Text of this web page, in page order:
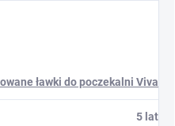
ławki do poczekalni Viva
5 lat